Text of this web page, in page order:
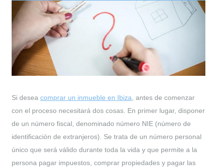
Si desea comprar un inmueble en Ibiza , antes de comenzar
con el proceso necesitará dos cosas. En primer lugar, disponer
de un número fiscal, denominado número NIE (número de
identificación de extranjeros). Se trata de un número personal
único que será válido durante toda la vida y que permite a la
persona pagar impuestos, comprar propiedades y pagar las